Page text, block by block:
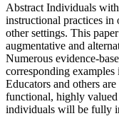
Abstract Individuals
instructional practices in
other settings. This
augmentative and
Numerous evidence-
corresponding
Educators and others
functional, highly
individuals will be fully